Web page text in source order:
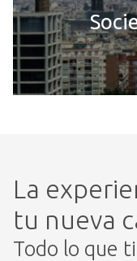
La
tu nueva
Todo lo que